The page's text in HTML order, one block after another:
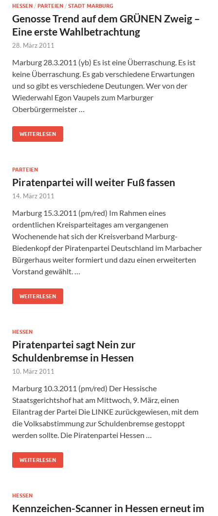
HESSEN / PARTEIEN / STADT MARBURG
Genosse Trend auf dem GRÜNEN Zweig –
Eine erste Wahlbetrachtung
28. März 2011
Marburg 28.3.2011 (yb) Es ist eine Überraschung. Es ist
keine Überraschung. Es gab verschiedene Erwartungen
und so gibt es verschiedene Deutungen. Wer von der
Wiederwahl Egon Vaupels zum Marburger
Oberbürgermeister …
WEITERLESEN
PARTEIEN
Piratenpartei will weiter Fuß fassen
14. März 2011
Marburg 15.3.2011 (pm/red) Im Rahmen eines
ordentlichen Kreisparteitages am vergangenen
Wochenende hat sich der Kreisverband Marburg-
Biedenkopf der Piratenpartei Deutschland im Marbacher
Bürgerhaus weiter formiert und dazu einen erweiterten
Vorstand gewählt. …
WEITERLESEN
HESSEN
Piratenpartei sagt Nein zur
Schuldenbremse in Hessen
10. März 2011
Marburg 10.3.2011 (pm/red) Der Hessische
Staatsgerichtshof hat am Mittwoch, 9. März, einen
Eilantrag der Partei Die LINKE zurückgewiesen, mit dem
die Volksabstimmung zur Schuldenbremse gestoppt
werden sollte. Die Piratenpartei Hessen …
WEITERLESEN
HESSEN
Kennzeichen-Scanner in Hessen erneut im